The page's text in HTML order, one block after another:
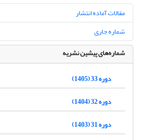
مقالات آماده انتشار
شماره جاری
شماره‌های پیشین نشریه
دوره 33 (1405)
دوره 32 (1404)
دوره 31 (1403)